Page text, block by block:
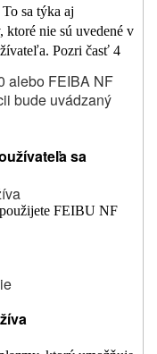
sa týka aj
nie sú uvedené v
Pozri časť 4
alebo FEIBA NF
bude uvádzaný
sa
FEIBU NF